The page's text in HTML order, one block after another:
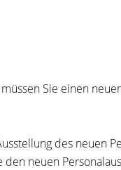
Sie einen
des neuen
neuen